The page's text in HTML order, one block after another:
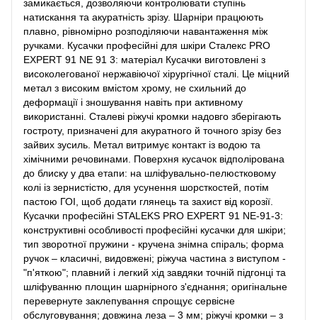
замикається, дозволяючи контролювати ступінь
натискання та акуратність зрізу. Шарніри працюють
плавно, рівномірно розподіляючи навантаження між
ручками. Кусачки професійні для шкіри Сталекс PRO
EXPERT 91 NE 91 3: матеріал Кусачки виготовлені з
високолегованої нержавіючої хірургічної сталі. Це міцний
метал з високим вмістом хрому, не схильний до
деформації і зношування навіть при активному
використанні. Сталеві ріжучі кромки надовго зберігають
гостроту, призначені для акуратного й точного зрізу без
зайвих зусиль. Метал витримує контакт із водою та
хімічними речовинами. Поверхня кусачок відполірована
до блиску у два етапи: на шліфувально-пелюстковому
колі із зернистістю, для усунення шорсткостей, потім
пастою ГОІ, щоб додати глянець та захист від корозії.
Кусачки професійні STALEKS PRO EXPERT 91 NE-91-3:
конструктивні особливості професійні кусачки для шкіри;
тип зворотної пружини - кручена знімна спіраль; форма
ручок – класичні, видовжені; ріжуча частина з виступом -
"п'яткою"; плавний і легкий хід завдяки точній підгонці та
шліфуванню площин шарнірного з'єднання; оригінальне
перевернуте заклепування спрощує сервісне
обслуговування; довжина леза – 3 мм; ріжучі кромки – з